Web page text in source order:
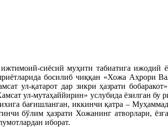
сиёсий муҳити табиатига ижодий
босилиб чиққан «Хожа Аҳрори
қатарот дар зикри ҳазрати
ул-мутаҳаййирин» услубида ёзилган бу
бағишланган, иккинчи қатра –
бўлим ҳазрати Хожанинг атворлари,
иборат.